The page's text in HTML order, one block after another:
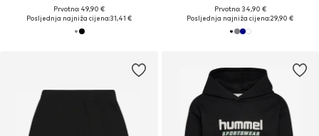
Prvotno: 49,90 €
Posljednja najniža cijena:31,41 €
Prvotno: 34,90 €
Posljednja najniža cijena:29,90 €